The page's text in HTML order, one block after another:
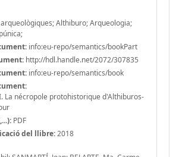
arqueològiques; Althiburo; Arqueologia;
info:eu-repo/semantics/bookPart
http://hdl.handle.net/2072/307835
info:eu-repo/semantics/book
La nécropole protohistorique d'Althiburos-
PDF
del llibre:2018